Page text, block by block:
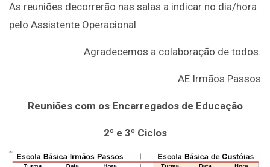
As reuniões decorrerão nas salas a indicar no dia/hora
pelo Assistente Operacional.
Agradecemos a colaboração de todos.
AE Irmãos Passos
Reuniões com os Encarregados de Educação
2º e 3º Ciclos